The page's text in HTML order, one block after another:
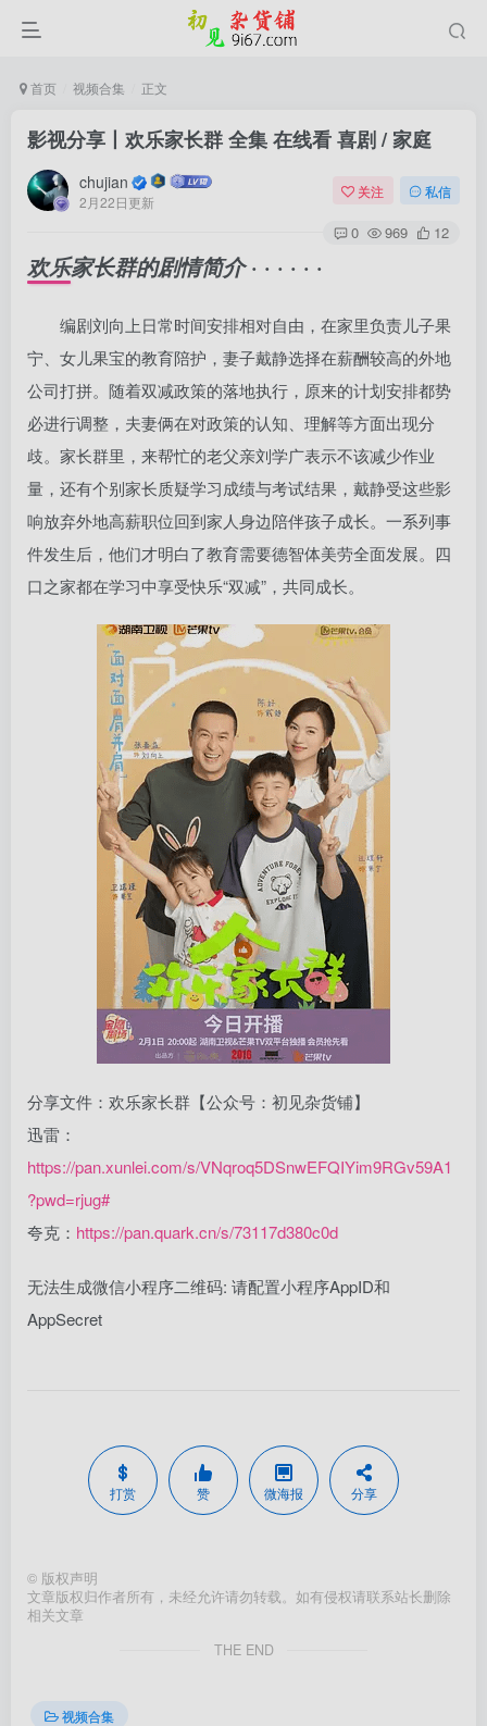
首页 视频合集 正文
影视分享丨欢乐家长群 全集 在线看 喜剧 / 家庭
chujian
2月22日更新
关注 私信
0 969 12
欢乐家长群的剧情简介· · · · · ·
编剧刘向上日常时间安排相对自由，在家里负责儿子果
宁、女儿果宝的教育陪护，妻子戴静选择在薪酬较高的外地
公司打拼。随着双减政策的落地执行，原来的计划安排都势
必进行调整，夫妻俩在对政策的认知、理解等方面出现分
歧。家长群里，来帮忙的老父亲刘学广表示不该减少作业
量，还有个别家长质疑学习成绩与考试结果，戴静受这些影
响放弃外地高薪职位回到家人身边陪伴孩子成长。一系列事
件发生后，他们才明白了教育需要德智体美劳全面发展。四
口之家都在学习中享受快乐“双减”，共同成长。
分享文件：欢乐家长群【公众号：初见杂货铺】
迅雷：
https://pan.xunlei.com/s/VNqroq5DSnwEFQIYim9RGv59A1
?pwd=rjug#
夸克： https://pan.quark.cn/s/73117d380c0d
无法生成微信小程序二维码: 请配置小程序AppID和
AppSecret
打赏 赞 微海报 分享
© 版权声明
文章版权归作者所有，未经允许请勿转载。如有侵权请联系站长删除
相关文章
THE END
视频合集
扫码登录
使用其它方式登录或注册
扫码登录即表示同意 用户协议、隐私声明